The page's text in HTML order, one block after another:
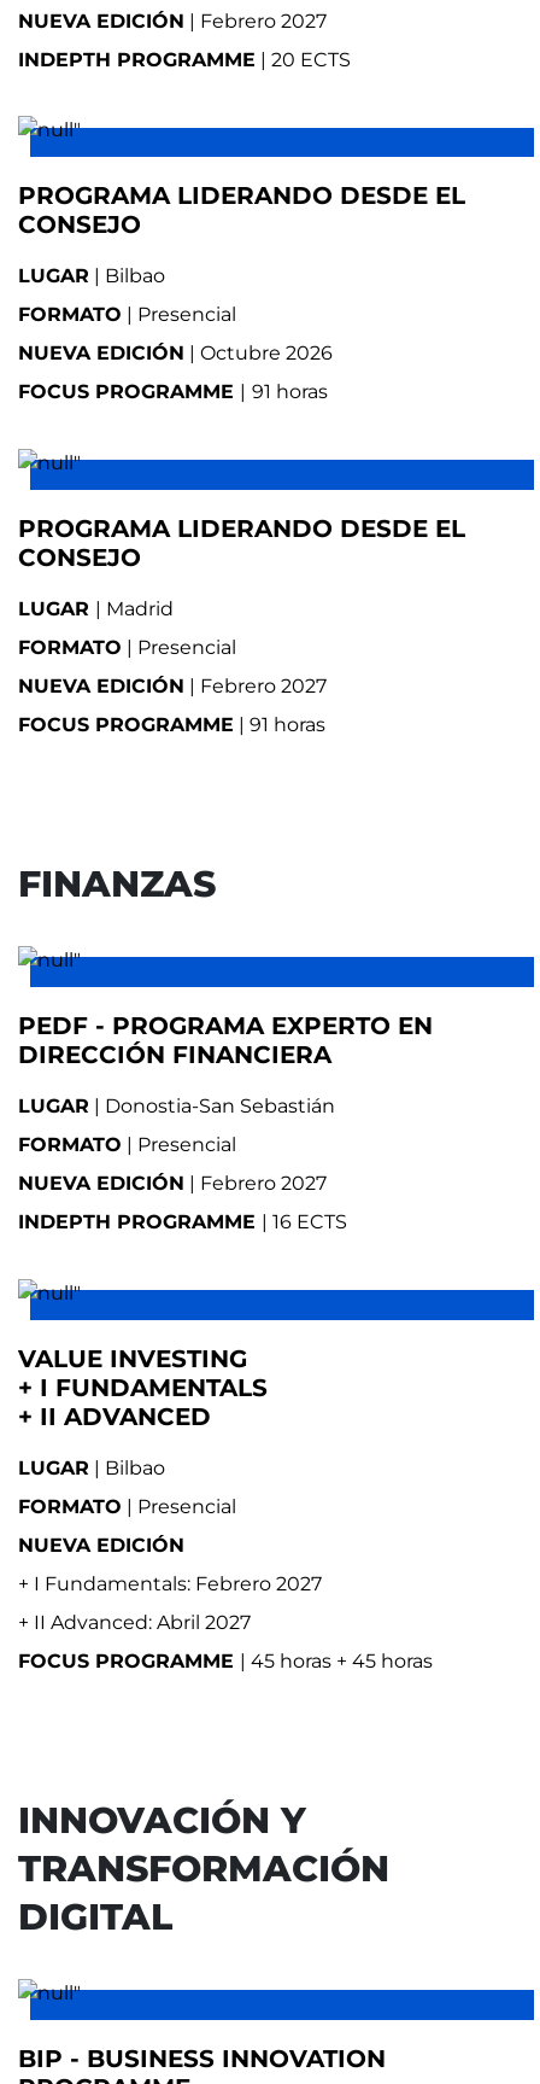
NUEVA EDICIÓN | Febrero 2027
INDEPTH PROGRAMME | 20 ECTS
PROGRAMA LIDERANDO DESDE EL
CONSEJO
LUGAR | Bilbao
FORMATO | Presencial
NUEVA EDICIÓN | Octubre 2026
FOCUS PROGRAMME | 91 horas
PROGRAMA LIDERANDO DESDE EL
CONSEJO
LUGAR | Madrid
FORMATO | Presencial
NUEVA EDICIÓN | Febrero 2027
FOCUS PROGRAMME | 91 horas
FINANZAS
PEDF - PROGRAMA EXPERTO EN
DIRECCIÓN FINANCIERA
LUGAR | Donostia-San Sebastián
FORMATO | Presencial
NUEVA EDICIÓN | Febrero 2027
INDEPTH PROGRAMME | 16 ECTS
VALUE INVESTING
+ I FUNDAMENTALS
+ II ADVANCED
LUGAR | Bilbao
FORMATO | Presencial
NUEVA EDICIÓN
+ I Fundamentals: Febrero 2027
+ II Advanced: Abril 2027
FOCUS PROGRAMME | 45 horas + 45 horas
INNOVACIÓN Y
TRANSFORMACIÓN
DIGITAL
BIP - BUSINESS INNOVATION